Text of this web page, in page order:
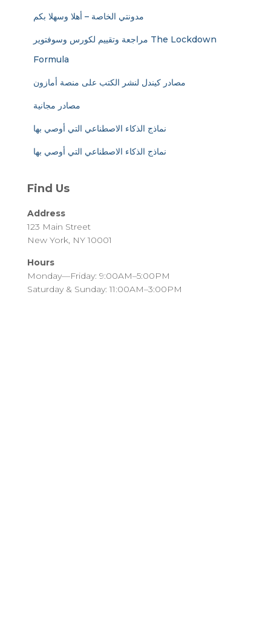
مدونتي الخاصة – أهلا وسهلا بكم
مراجعة وتقييم لكورس وسوفتوير The Lockdown
Formula
مصادر كيندل لنشر الكتب على منصة أمازون
مصادر مجانية
نماذج الذكاء الاصطناعي التي أوصي بها
نماذج الذكاء الاصطناعي التي أوصي بها
Find Us
Address
123 Main Street
New York, NY 10001
Hours
Monday—Friday: 9:00AM–5:00PM
Saturday & Sunday: 11:00AM–3:00PM